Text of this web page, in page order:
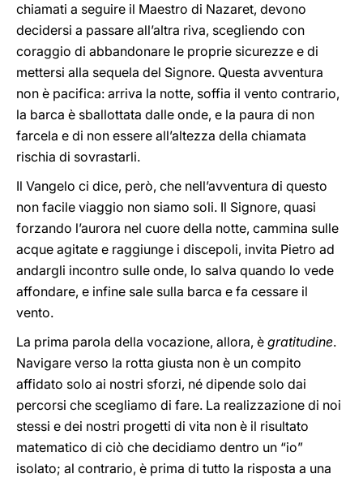
chiamati a seguire il Maestro di Nazaret, devono
decidersi a passare all’altra riva, scegliendo con
coraggio di abbandonare le proprie sicurezze e di
mettersi alla sequela del Signore. Questa avventura
non è pacifica: arriva la notte, soffia il vento contrario,
la barca è sballottata dalle onde, e la paura di non
farcela e di non essere all’altezza della chiamata
rischia di sovrastarli.
Il Vangelo ci dice, però, che nell’avventura di questo
non facile viaggio non siamo soli. Il Signore, quasi
forzando l’aurora nel cuore della notte, cammina sulle
acque agitate e raggiunge i discepoli, invita Pietro ad
andargli incontro sulle onde, lo salva quando lo vede
affondare, e infine sale sulla barca e fa cessare il
vento.
La prima parola della vocazione, allora, è gratitudine.
Navigare verso la rotta giusta non è un compito
affidato solo ai nostri sforzi, né dipende solo dai
percorsi che scegliamo di fare. La realizzazione di noi
stessi e dei nostri progetti di vita non è il risultato
matematico di ciò che decidiamo dentro un “io”
isolato; al contrario, è prima di tutto la risposta a una